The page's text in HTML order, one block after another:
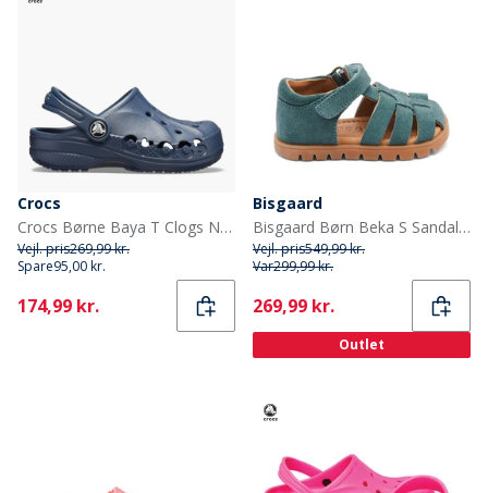
Crocs
Crocs Børne Baya T Clogs Navy
Vejl. pris269,99 kr.
Spare95,00 kr.
Current
174,99 kr.
Bisgaard
Bisgaard Børn Beka S Sandaler Sky
Vejl. pris549,99 kr.
Var299,99 kr.
Current
269,99 kr.
Outlet